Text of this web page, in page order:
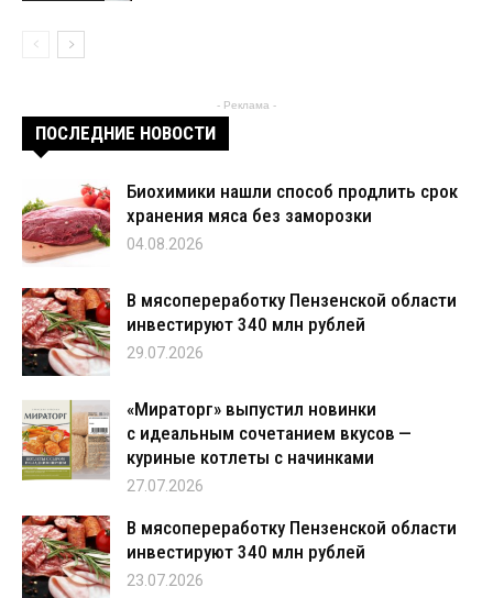
- Реклама -
ПОСЛЕДНИЕ НОВОСТИ
Биохимики нашли способ продлить срок
хранения мяса без заморозки
04.08.2026
В мясопереработку Пензенской области
инвестируют 340 млн рублей
29.07.2026
«Мираторг» выпустил новинки
с идеальным сочетанием вкусов —
куриные котлеты с начинками
27.07.2026
В мясопереработку Пензенской области
инвестируют 340 млн рублей
23.07.2026